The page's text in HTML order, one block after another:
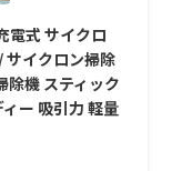
電式 サイクロ
サイクロン掃除
除機 スティック
ー 吸引力 軽量